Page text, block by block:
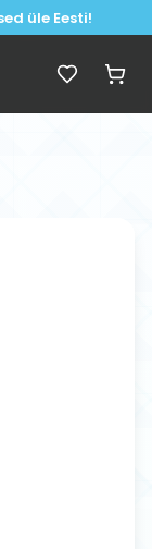
üle Eesti!